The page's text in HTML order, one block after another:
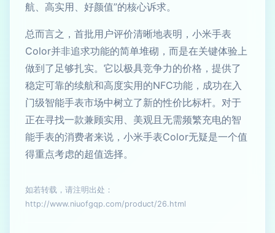
航、高实用、好颜值”的核心诉求。
总而言之，首批用户评价清晰地表明，小米手表
Color并非追求功能的简单堆砌，而是在关键体验上
做到了足够扎实。它以极具竞争力的价格，提供了
稳定可靠的续航和高度实用的NFC功能，成功在入
门级智能手表市场中树立了新的性价比标杆。对于
正在寻找一款兼顾实用、美观且无需频繁充电的智
能手表的消费者来说，小米手表Color无疑是一个值
得重点考虑的超值选择。
如若转载，请注明出处：
http://www.niuofgqp.com/product/26.html